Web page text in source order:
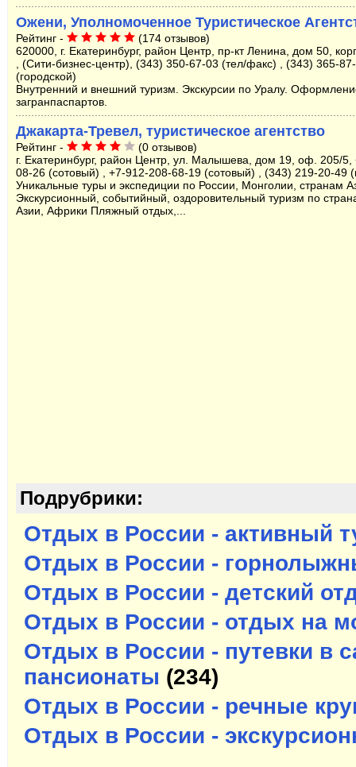
Ожени, Уполномоченное Туристическое
Рейтинг -
(174 отзывов)
620000, г. Екатеринбург, район Центр, пр-кт Ленина, дом 50,
, (Сити-бизнес-центр), (343) 350-67-03 (тел/факс) , (343) 365-
(городской)
Внутренний и внешний туризм. Экскурсии по Уралу.
загранпаспартов.
Джакарта-Тревел, туристическое агентство
Рейтинг -
(0 отзывов)
г. Екатеринбург, район Центр, ул. Малышева, дом 19, оф. 205/5,
08-26 (сотовый) , +7-912-208-68-19 (сотовый) , (343) 219-20-49
Уникальные туры и экспедиции по России, Монголии, странам
Экскурсионный, событийный, оздоровительный туризм по
Азии, Африки Пляжный отдых,...
Подрубрики:
Отдых в России - активный
Отдых в России -
Отдых в России - детский
Отдых в России - отдых на
Отдых в России - путевки в
пансионаты (234)
Отдых в России - речные
Отдых в России -